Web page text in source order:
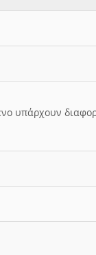
υπάρχουν